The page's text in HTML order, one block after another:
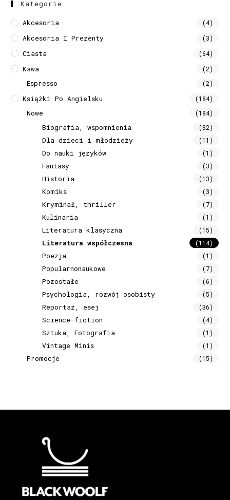
Kategorie
Akcesoria (4)
Akcesoria I Prezenty (3)
Ciasta (64)
Kawa (2)
Espresso (2)
Książki Po Angielsku (184)
Nowe (184)
Biografia, wspomnienia (32)
Dla dzieci i młodzieży (11)
Do nauki języków (1)
Fantasy (3)
Historia (13)
Komiks (3)
Kryminał, thriller (7)
Kulinaria (1)
Literatura klasyczna (15)
Literatura współczesna (114)
Poezja (1)
Popularnonaukowe (7)
Pozostałe (6)
Psychologia, rozwój osobisty (5)
Reportaż, esej (36)
Science-fiction (4)
Sztuka, Fotografia (1)
Vintage Minis (1)
Promocje (15)